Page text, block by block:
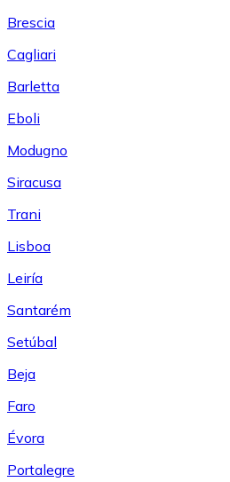
Brescia
Cagliari
Barletta
Eboli
Modugno
Siracusa
Trani
Lisboa
Leiría
Santarém
Setúbal
Beja
Faro
Évora
Portalegre